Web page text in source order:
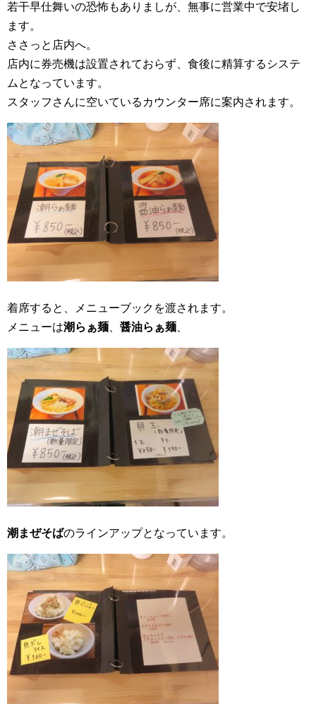
若干早仕舞いの恐怖もありましが、無事に営業中で安堵し
ます。
ささっと店内へ。
店内に券売機は設置されておらず、食後に精算するシステ
ムとなっています。
スタッフさんに空いているカウンター席に案内されます。
着席すると、メニューブックを渡されます。
メニューは潮らぁ麺 醤油らぁ麺
潮まぜそばのラインアップとなっています。